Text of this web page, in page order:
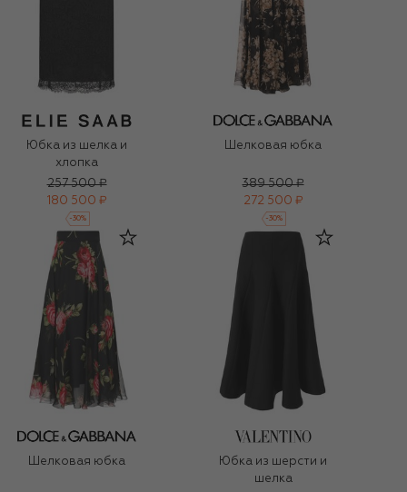
Юбка из шелка и
хлопка
257 500 ₽
180 500 ₽
-30%
Шелковая юбка
389 500 ₽
272 500 ₽
-30%
Шелковая юбка
Юбка из шерсти и
шелка